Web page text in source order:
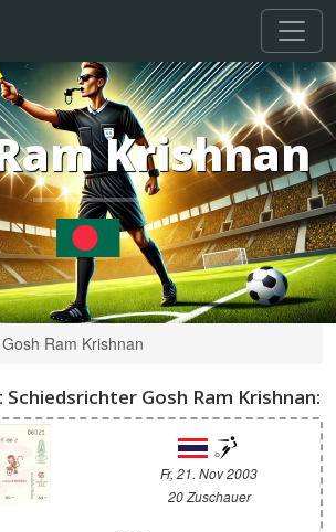
Krishnan
Gosh Ram Krishnan
Gosh Ram Krishnan:
Fr, 21. Nov 2003
20 Zuschauer